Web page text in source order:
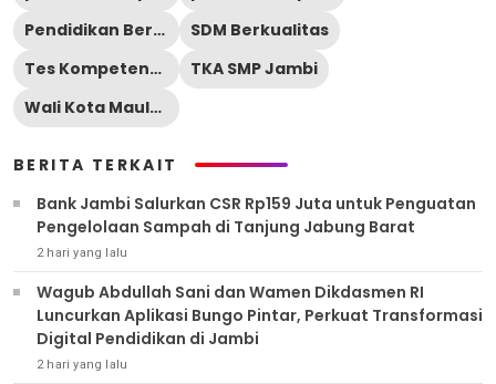
Pendidikan Berbasis Data
SDM Berkualitas
Tes Kompetensi Akademik
TKA SMP Jambi
Wali Kota Maulana
BERITA TERKAIT
Bank Jambi Salurkan CSR Rp159 Juta untuk Penguatan
Pengelolaan Sampah di Tanjung Jabung Barat
2 hari yang lalu
Wagub Abdullah Sani dan Wamen Dikdasmen RI
Luncurkan Aplikasi Bungo Pintar, Perkuat Transformasi
Digital Pendidikan di Jambi
2 hari yang lalu